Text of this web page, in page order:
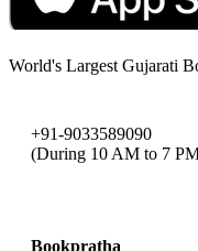
World's Largest Gujarati
+91-9033589090
(During 10 AM to 7
Bookpratha